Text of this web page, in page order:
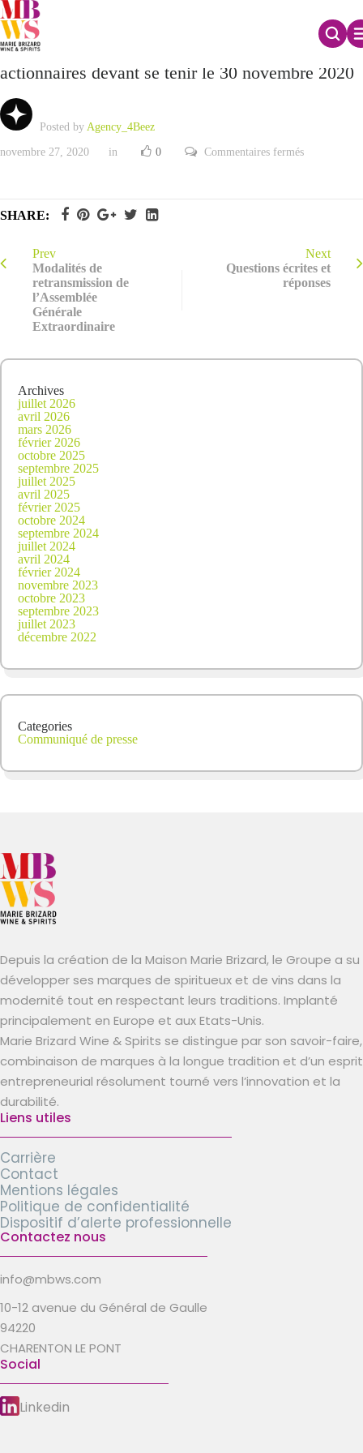
CP_Informations préalables à l’AGE des
actionnaires devant se tenir le 30 novembre 2020
Posted by Agency_4Beez
novembre 27, 2020 in 0 Commentaires ferméssur
tenir
le
30
novembre
SHARE:
Prev
Modalités de
retransmission de
l’Assemblée
Générale
Extraordinaire
Next
Questions écrites et
réponses
Archives
juillet 2026
avril 2026
mars 2026
février 2026
octobre 2025
septembre 2025
juillet 2025
avril 2025
février 2025
octobre 2024
septembre 2024
juillet 2024
avril 2024
février 2024
novembre 2023
octobre 2023
septembre 2023
juillet 2023
décembre 2022
Categories
Communiqué de presse
Depuis la création de la Maison Marie Brizard, le Groupe a su
développer ses marques de spiritueux et de vins dans la
modernité tout en respectant leurs traditions. Implanté
principalement en Europe et aux Etats-Unis.
Marie Brizard Wine & Spirits se distingue par son savoir-faire,
combinaison de marques à la longue tradition et d’un esprit
entrepreneurial résolument tourné vers l’innovation et la
durabilité.
Liens utiles
Carrière
Contact
Mentions légales
Politique de confidentialité
Dispositif d’alerte professionnelle
Contactez nous
info@mbws.com
10-12 avenue du Général de Gaulle
94220
CHARENTON LE PONT
Social
Linkedin